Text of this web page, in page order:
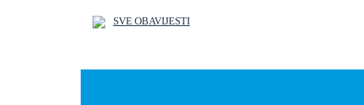
SVE OBAVIJESTI